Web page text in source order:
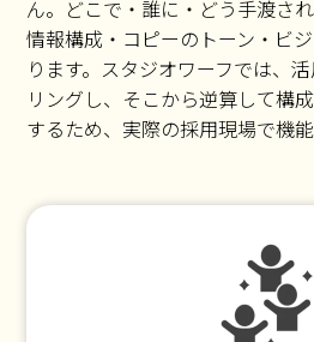
ん。どこで・誰に・どう手渡さ
情報構成・コピーのトーン・ビ
ります。スタジオワーフでは、
リングし、そこから逆算して構
するため、実際の採用現場で機